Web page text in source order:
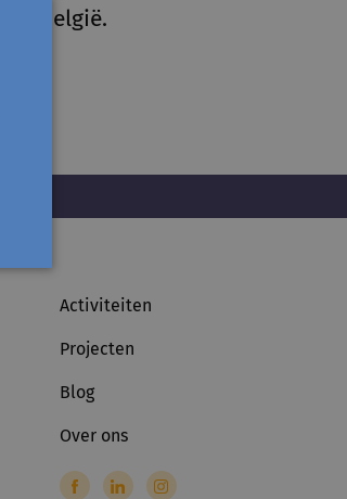
in België.
Activiteiten
Projecten
Blog
Over ons